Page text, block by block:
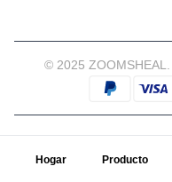
© 2025
Hogar Producto